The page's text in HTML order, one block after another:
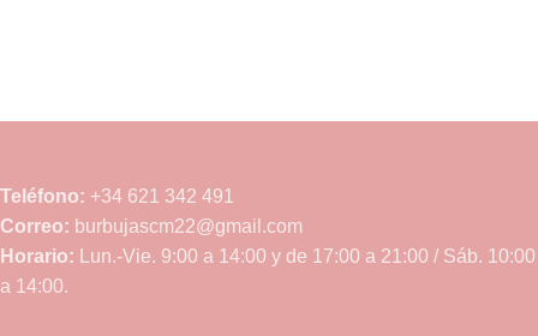
Teléfono: +34 621 342 491
Correo: burbujascm22@gmail.com
Horario: Lun.-Vie. 9:00 a 14:00 y de 17:00 a 21:00 / Sáb. 10:00
a 14:00.